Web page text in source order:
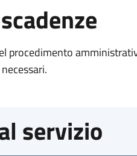
procedimento
servizio